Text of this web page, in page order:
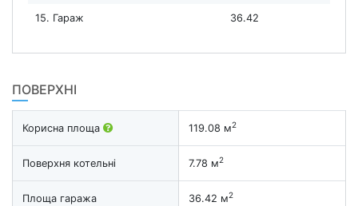
15. Гараж 36.42
ПОВЕРХНІ
Корисна площа 119.08 м2
Поверхня котельні 7.78 м2
Площа гаража 36.42 м2